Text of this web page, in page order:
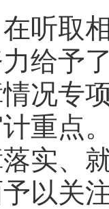
取相
给予
况专
重点
实、
以关